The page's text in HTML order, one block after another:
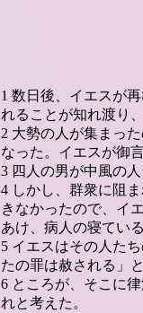
1 数日後、イエスが
れることが知れ渡り、
2 大勢の人が集まっ
なった。イエスが御
3 四人の男が中風の人
4 しかし、群衆に阻
きなかったので、イ
あけ、病人の寝てい
5 イエスはその人た
たの罪は赦される」
6 ところが、そこに
れと考えた。